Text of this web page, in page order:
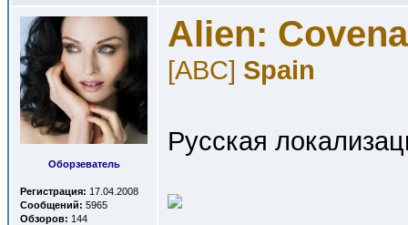
Оборзеватель
Регистрация: 17.04.2008
Сообщений: 5965
Обзоров: 144
Alien:
[ABC] Spain
Русская